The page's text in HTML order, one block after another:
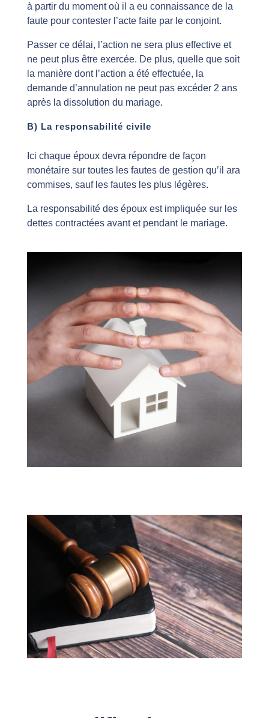
à partir du moment où il a eu connaissance de la
faute pour contester l’acte faite par le conjoint.
Passer ce délai, l’action ne sera plus effective et
ne peut plus être exercée. De plus, quelle que soit
la manière dont l’action a été effectuée, la
demande d’annulation ne peut pas excéder 2 ans
après la dissolution du mariage.
B) La responsabilité civile
Ici chaque époux devra répondre de façon
monétaire sur toutes les fautes de gestion qu’il ara
commises, sauf les fautes les plus légères.
La responsabilité des époux est impliquée sur les
dettes contractées avant et pendant le mariage.